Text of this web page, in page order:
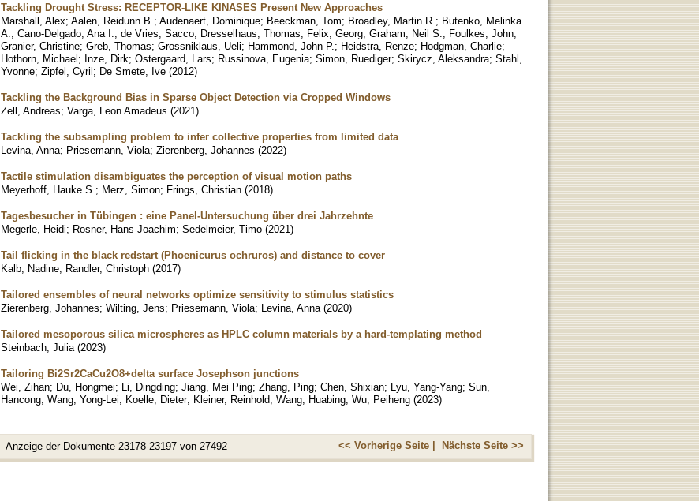
Tackling Drought Stress: RECEPTOR-LIKE KINASES Present New Approaches
Marshall, Alex; Aalen, Reidunn B. ; Audenaert, Dominique; Beeckman, Tom; Broadley, Martin R. ; Butenko, Melinka
A. ; Cano-Delgado, Ana I. ; de Vries, Sacco; Dresselhaus, Thomas; Felix, Georg; Graham, Neil S. ; Foulkes, John;
Granier, Christine; Greb, Thomas; Grossniklaus, Ueli; Hammond, John P. ; Heidstra, Renze; Hodgman, Charlie;
Hothorn, Michael; Inze, Dirk; Ostergaard, Lars; Russinova, Eugenia; Simon, Ruediger; Skirycz, Aleksandra; Stahl,
Yvonne; Zipfel, Cyril; De Smete, Ive (2012)
Tackling the Background Bias in Sparse Object Detection via Cropped Windows
Zell, Andreas; Varga, Leon Amadeus (2021)
Tackling the subsampling problem to infer collective properties from limited data
Levina, Anna; Priesemann, Viola; Zierenberg, Johannes (2022)
Tactile stimulation disambiguates the perception of visual motion paths
Meyerhoff, Hauke S. ; Merz, Simon; Frings, Christian (2018)
Tagesbesucher in Tübingen : eine Panel-Untersuchung über drei Jahrzehnte
Megerle, Heidi; Rosner, Hans-Joachim; Sedelmeier, Timo (2021)
Tail flicking in the black redstart (Phoenicurus ochruros) and distance to cover
Kalb, Nadine; Randler, Christoph (2017)
Tailored ensembles of neural networks optimize sensitivity to stimulus statistics
Zierenberg, Johannes; Wilting, Jens; Priesemann, Viola; Levina, Anna (2020)
Tailored mesoporous silica microspheres as HPLC column materials by a hard-templating method
Steinbach, Julia (2023)
Tailoring Bi2Sr2CaCu2O8+delta surface Josephson junctions
Wei, Zihan; Du, Hongmei; Li, Dingding; Jiang, Mei Ping; Zhang, Ping; Chen, Shixian; Lyu, Yang-Yang; Sun,
Hancong; Wang, Yong-Lei; Koelle, Dieter; Kleiner, Reinhold; Wang, Huabing; Wu, Peiheng (2023)
Anzeige der Dokumente 23178-23197 von 27492 << Vorherige Seite | Nächste Seite >>